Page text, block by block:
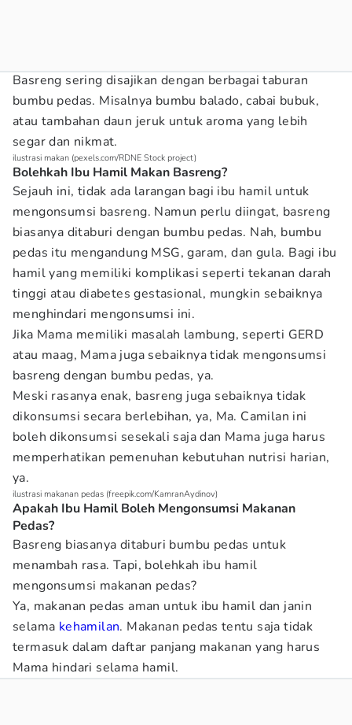
Basreng sering disajikan dengan berbagai taburan
bumbu pedas. Misalnya bumbu balado, cabai bubuk,
atau tambahan daun jeruk untuk aroma yang lebih
segar dan nikmat.
ilustrasi makan (pexels.com/RDNE Stock project)
Bolehkah Ibu Hamil Makan Basreng?
Sejauh ini, tidak ada larangan bagi ibu hamil untuk
mengonsumsi basreng. Namun perlu diingat, basreng
biasanya ditaburi dengan bumbu pedas. Nah, bumbu
pedas itu mengandung MSG, garam, dan gula. Bagi ibu
hamil yang memiliki komplikasi seperti tekanan darah
tinggi atau diabetes gestasional, mungkin sebaiknya
menghindari mengonsumsi ini.
Jika Mama memiliki masalah lambung, seperti GERD
atau maag, Mama juga sebaiknya tidak mengonsumsi
basreng dengan bumbu pedas, ya.
Meski rasanya enak, basreng juga sebaiknya tidak
dikonsumsi secara berlebihan, ya, Ma. Camilan ini
boleh dikonsumsi sesekali saja dan Mama juga harus
memperhatikan pemenuhan kebutuhan nutrisi harian,
ya.
ilustrasi makanan pedas (freepik.com/KamranAydinov)
Apakah Ibu Hamil Boleh Mengonsumsi Makanan
Pedas?
Basreng biasanya ditaburi bumbu pedas untuk
menambah rasa. Tapi, bolehkah ibu hamil
mengonsumsi makanan pedas?
Ya, makanan pedas aman untuk ibu hamil dan janin
selama kehamilan. Makanan pedas tentu saja tidak
termasuk dalam daftar panjang makanan yang harus
Mama hindari selama hamil.